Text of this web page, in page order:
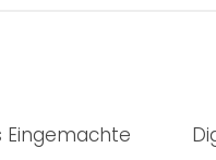
Eingemachte